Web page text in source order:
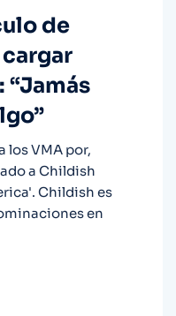
de
“Jamás
los VMA por,
a Childish
Childish es
en